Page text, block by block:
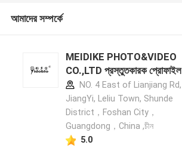
আমাদের সম্পর্কে
MEIDIKE PHOTO&VIDEO
CO.,LTD প্রস্তুতকারক প্রোফাইল
NO. 4 East of Lianjiang Rd,
JiangYi, Leliu Town, Shunde
District，Foshan City，
Guangdong，China ,চীন
5.0